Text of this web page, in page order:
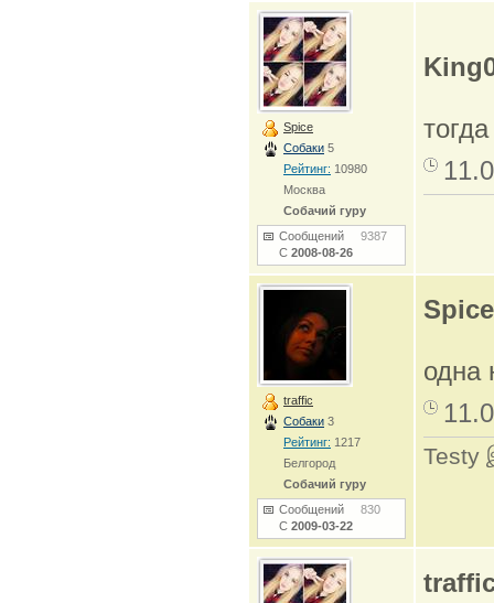
Spice
Собаки 5
Рейтинг: 10980
Москва
Собачий гуру
Сообщений 9387
С 2008-08-26
traffic
Собаки 3
Рейтинг: 1217
Белгород
Собачий гуру
Сообщений 830
С 2009-03-22
Spice
одна